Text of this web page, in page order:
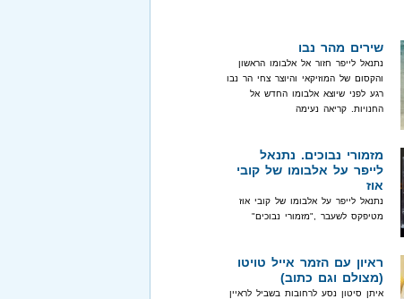
שירים מהר נבו
נתנאל לייפר חזור אל אלבומו הראשון
והקסום של המוזיקאי והיוצר צחי הר נבו
רגע לפני שיוצא אלבומו החדש אל
החנויות. קריאה נעימה
מזמורי נבוכים. נתנאל
לייפר על אלבומו של קובי
אוז
נתנאל לייפר על אלבומו של קובי אוז
מטיפקס לשעבר ,"מזמורי נבוכים"
ראיון עם הזמר אייל טויטו
(מצולם וגם כתוב)
איתן סיטון נסע לרחובות בשביל לראיין